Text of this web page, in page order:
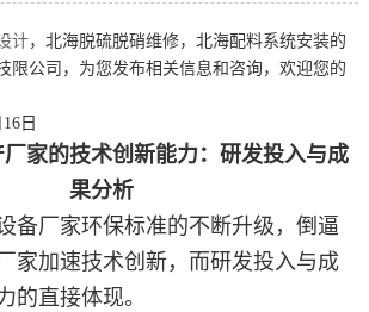
计，北海脱硫脱硝维修，北海配料系统安装的
限公司，为您发布相关信息和咨询，欢迎您的
日
厂家的技术创新能力：研发投入与成
果分析
备厂家环保标准的不断升级，倒逼
家加速技术创新，而研发投入与成
的直接体现。​